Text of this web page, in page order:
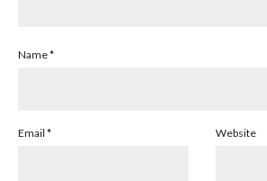
Name*
Email * Website